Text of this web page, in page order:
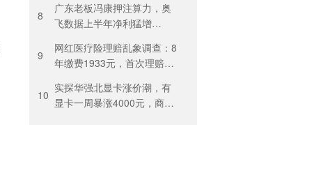
8
广东老板冯康押注算力，奥
飞数据上半年净利猛增
元
9
网红医疗险理赔乱象调查：8
年缴费1933元，首次理赔被
出”困住投保人
10
实探华强北显卡涨价潮，有
显卡一周暴涨4000元，商